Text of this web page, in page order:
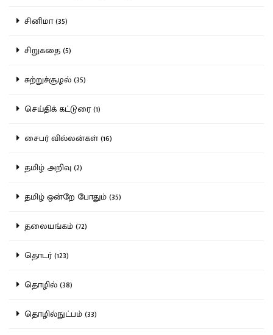
சினிமா (35)
சிறுகதை (5)
சுற்றுச்சூழல் (35)
செய்திக் கட்டுரை (1)
சைபர் வில்லன்கள் (16)
தமிழ் அறிவு (2)
தமிழ் ஒன்றே போதும் (35)
தலையங்கம் (72)
தொடர் (123)
தொழில் (38)
தொழில்நுட்பம் (33)